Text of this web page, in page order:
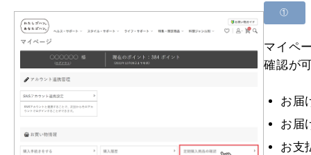
①
マイペ
確認が
お届
お届
お支